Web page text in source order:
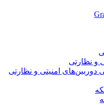
و نظارتی
دوربین‌های امنیتی و نظارتی